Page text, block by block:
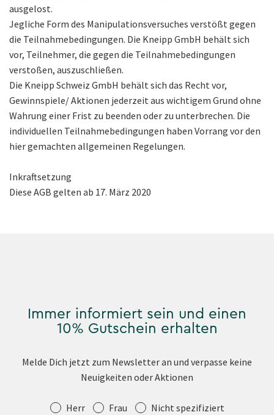
ausgelost.
Jegliche Form des Manipulationsversuches verstößt gegen
die Teilnahmebedingungen. Die Kneipp GmbH behält sich
vor, Teilnehmer, die gegen die Teilnahmebedingungen
verstoßen, auszuschließen.
Die Kneipp Schweiz GmbH behält sich das Recht vor,
Gewinnspiele/ Aktionen jederzeit aus wichtigem Grund ohne
Wahrung einer Frist zu beenden oder zu unterbrechen. Die
individuellen Teilnahmebedingungen haben Vorrang vor den
hier gemachten allgemeinen Regelungen.
Inkraftsetzung
Diese AGB gelten ab 17. März 2020
Immer informiert sein und einen
10% Gutschein erhalten
Melde Dich jetzt zum Newsletter an und verpasse keine
Neuigkeiten oder Aktionen
Anrede Herr Frau Nicht spezifiziert